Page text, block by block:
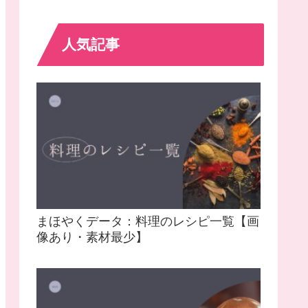
人気記事
まほやくデータ：料理のレシピ一覧【画
像あり・素材最少】